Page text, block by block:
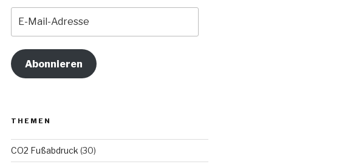
Mail-
Adresse
Abonnieren
THEMEN
CO2 Fußabdruck (30)